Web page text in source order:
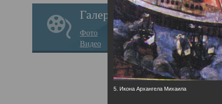
Галерея
Фото
Видео
5. Икона Архангела Михаила